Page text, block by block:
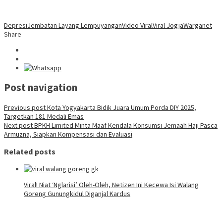
DepresiJembatan Layang LempuyanganVideo ViralViral JogjaWarganet
Share
Post navigation
Previous postKota Yogyakarta Bidik Juara Umum Porda DIY 2025,
Targetkan 181 Medali Emas
Next postBPKH Limited Minta Maaf Kendala Konsumsi Jemaah Haji Pasca
Armuzna, Siapkan Kompensasi dan Evaluasi
Related posts
Viral! Niat ‘Nglarisi’ Oleh-Oleh, Netizen Ini Kecewa Isi Walang
Goreng Gunungkidul Diganjal Kardus